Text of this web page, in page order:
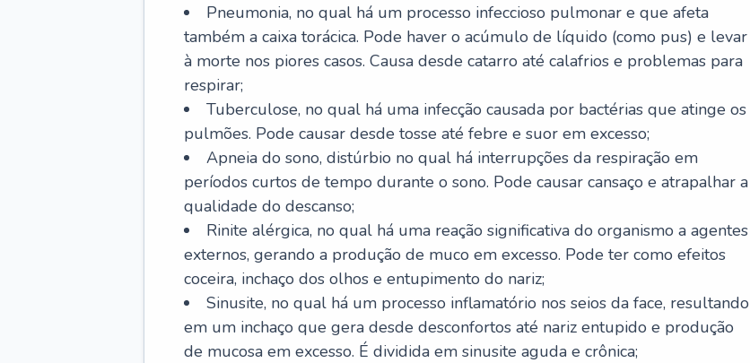
Pneumonia, no qual há um processo infeccioso pulmonar e que afeta
também a caixa torácica. Pode haver o acúmulo de líquido (como pus) e levar
à morte nos piores casos. Causa desde catarro até calafrios e problemas para
respirar;
Tuberculose, no qual há uma infecção causada por bactérias que atinge os
pulmões. Pode causar desde tosse até febre e suor em excesso;
Apneia do sono, distúrbio no qual há interrupções da respiração em
períodos curtos de tempo durante o sono. Pode causar cansaço e atrapalhar a
qualidade do descanso;
Rinite alérgica, no qual há uma reação significativa do organismo a agentes
externos, gerando a produção de muco em excesso. Pode ter como efeitos
coceira, inchaço dos olhos e entupimento do nariz;
Sinusite, no qual há um processo inflamatório nos seios da face, resultando
em um inchaço que gera desde desconfortos até nariz entupido e produção
de mucosa em excesso. É dividida em sinusite aguda e crônica;